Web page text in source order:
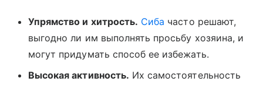
Упрямство и хитрость. Сиба часто решают,
выгодно ли им выполнять просьбу хозяина, и
могут придумать способ ее избежать.
Высокая активность. Их самостоятельность